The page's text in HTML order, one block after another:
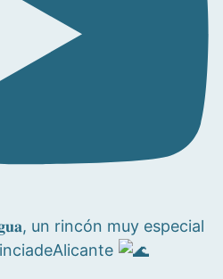
un rincón muy especial